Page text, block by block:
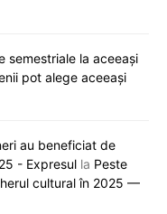
semestriale la aceeași
pot alege aceeași
au beneficiat de
- Expresul la Peste
cultural în 2025 —